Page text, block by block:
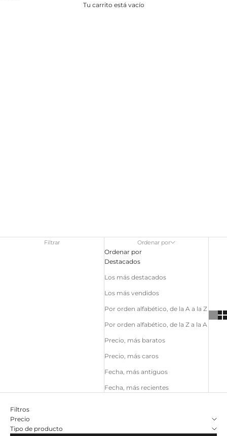
Tu carrito está vacío
TOALLAS DE PLAYA
Filtrar Ordenar por
Ordenar por
Destacados
Los más destacados
Los más vendidos
Por orden alfabético, de la A a la Z
Por orden alfabético, de la Z a la A
Precio, más baratos
Precio, más caros
Fecha, más antiguos
Fecha, más recientes
Filtros
Precio
Tipo de producto